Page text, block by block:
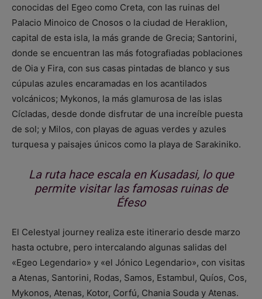
conocidas del Egeo como Creta, con las ruinas del
Palacio Minoico de Cnosos o la ciudad de Heraklion,
capital de esta isla, la más grande de Grecia; Santorini,
donde se encuentran las más fotografiadas poblaciones
de Oia y Fira, con sus casas pintadas de blanco y sus
cúpulas azules encaramadas en los acantilados
volcánicos; Mykonos, la más glamurosa de las islas
Cícladas, desde donde disfrutar de una increíble puesta
de sol; y Milos, con playas de aguas verdes y azules
turquesa y paisajes únicos como la playa de Sarakiniko.
La ruta hace escala en Kusadasi, lo que
permite visitar las famosas ruinas de
Éfeso
El Celestyal journey realiza este itinerario desde marzo
hasta octubre, pero intercalando algunas salidas del
«Egeo Legendario» y «el Jónico Legendario», con visitas
a Atenas, Santorini, Rodas, Samos, Estambul, Quíos, Cos,
Mykonos, Atenas, Kotor, Corfú, Chania Souda y Atenas.